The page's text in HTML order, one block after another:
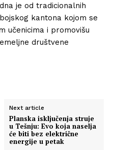
je od tradicionalnih
kantona kojom se
učenicima i promovišu
društvene
Next article
Planska isključenja struje
u Tešnju: Evo koja naselja
će biti bez električne
energije u petak